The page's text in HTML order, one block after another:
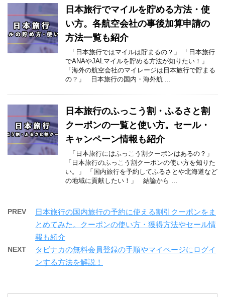
日本旅行でマイルを貯める方法・使
い方。各航空会社の事後加算申請の
方法一覧も紹介
「日本旅行ではマイルは貯まるの？」 「日本旅行
でANAやJALマイルを貯める方法が知りたい！」
「海外の航空会社のマイレージは日本旅行で貯まる
の？」 日本旅行の国内・海外航 ...
日本旅行のふっこう割・ふるさと割
クーポンの一覧と使い方。セール・
キャンペーン情報も紹介
「日本旅行にはふっこう割クーポンはあるの？」
「日本旅行のふっこう割クーポンの使い方を知りた
い。」 「国内旅行を予約してふるさとや北海道など
の地域に貢献したい！」 結論から ...
PREV
日本旅行の国内旅行の予約に使える割引クーポンをま
とめてみた。クーポンの使い方・獲得方法やセール情
報も紹介
NEXT
タビナカの無料会員登録の手順やマイページにログイ
ンする方法を解説！